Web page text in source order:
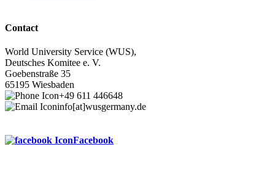
Contact
World University Service (WUS),
Deutsches Komitee e. V.
Goebenstraße 35
65195 Wiesbaden
+49 611 446648
info[at]wusgermany.de
Facebook